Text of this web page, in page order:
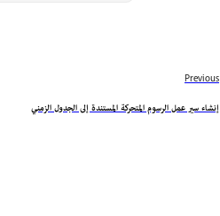
Previous
إنشاء سير عمل الرسوم المتحركة المستندة إلى الجدول الزمني